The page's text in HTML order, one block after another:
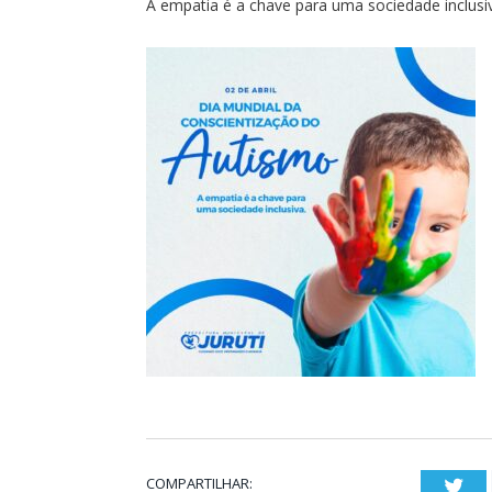
A empatia é a chave para uma sociedade
COMPARTILHAR: